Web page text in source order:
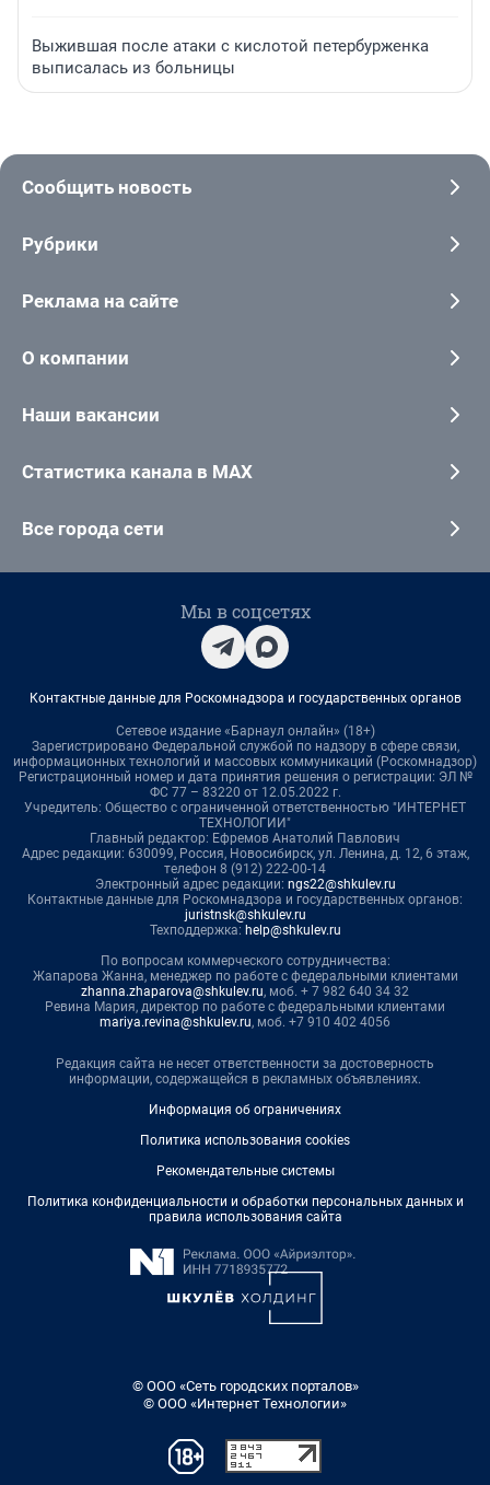
Выжившая после атаки с кислотой петербурженка
выписалась из больницы
Сообщить новость
Рубрики
Реклама на сайте
О компании
Наши вакансии
Статистика канала в MAX
Все города сети
Мы в соцсетях
Контактные данные для Роскомнадзора и государственных органов
Сетевое издание «Барнаул онлайн» (18+)
Зарегистрировано Федеральной службой по надзору в сфере связи,
информационных технологий и массовых коммуникаций (Роскомнадзор)
Регистрационный номер и дата принятия решения о регистрации: ЭЛ №
ФС 77 – 83220 от 12.05.2022 г.
Учредитель: Общество с ограниченной ответственностью "ИНТЕРНЕТ
ТЕХНОЛОГИИ"
Главный редактор: Ефремов Анатолий Павлович
Адрес редакции: 630099, Россия, Новосибирск, ул. Ленина, д. 12, 6 этаж,
телефон 8 (912) 222-00-14
Электронный адрес редакции: ngs22@shkulev.ru
Контактные данные для Роскомнадзора и государственных органов:
juristnsk@shkulev.ru
Техподдержка: help@shkulev.ru
По вопросам коммерческого сотрудничества:
Жапарова Жанна, менеджер по работе с федеральными клиентами
zhanna.zhaparova@shkulev.ru, моб. + 7 982 640 34 32
Ревина Мария, директор по работе с федеральными клиентами
mariya.revina@shkulev.ru, моб. +7 910 402 4056
Редакция сайта не несет ответственности за достоверность
информации, содержащейся в рекламных объявлениях.
Информация об ограничениях
Политика использования cookies
Рекомендательные системы
Политика конфиденциальности и обработки персональных данных и
правила использования сайта
© ООО «Сеть городских порталов»
© ООО «Интернет Технологии»